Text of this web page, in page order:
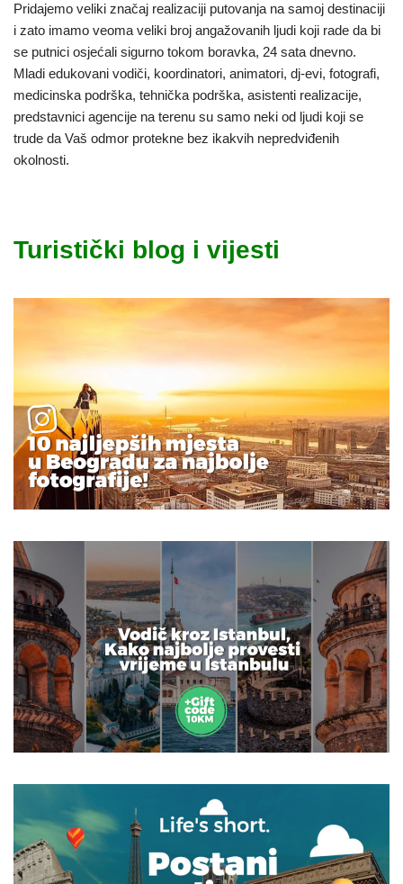
Pridajemo veliki značaj realizaciji putovanja na samoj destinaciji
i zato imamo veoma veliki broj angažovanih ljudi koji rade da bi
se putnici osjećali sigurno tokom boravka, 24 sata dnevno.
Mladi edukovani vodiči, koordinatori, animatori, dj-evi, fotografi,
medicinska podrška, tehnička podrška, asistenti realizacije,
predstavnici agencije na terenu su samo neki od ljudi koji se
trude da Vaš odmor protekne bez ikakvih nepredviđenih
okolnosti.
Turistički blog i vijesti